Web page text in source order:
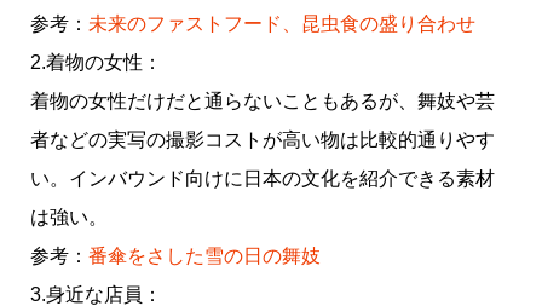
参考： 未来のファストフード、昆虫食の盛り合わせ
2.着物の女性：
着物の女性だけだと通らないこともあるが、舞妓や芸
者などの実写の撮影コストが高い物は比較的通りやす
い。インバウンド向けに日本の文化を紹介できる素材
は強い。
参考： 番傘をさした雪の日の舞妓
3.身近な店員：